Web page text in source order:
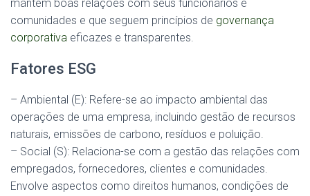
mantêm boas relações com seus funcionários e
comunidades e que seguem princípios de governança
corporativa eficazes e transparentes.
Fatores ESG
– Ambiental (E): Refere-se ao impacto ambiental das
operações de uma empresa, incluindo gestão de recursos
naturais, emissões de carbono, resíduos e poluição.
– Social (S): Relaciona-se com a gestão das relações com
empregados, fornecedores, clientes e comunidades.
Envolve aspectos como direitos humanos, condições de